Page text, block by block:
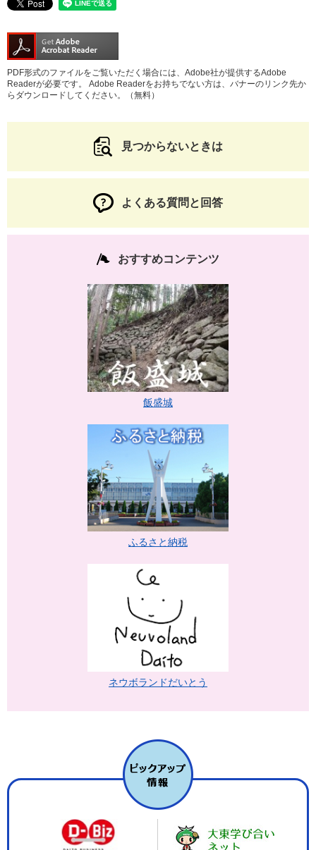
PDF形式のファイルをご覧いただく場合には、Adobe社が提供するAdobe
Readerが必要です。
Adobe Readerをお持ちでない方は、バナーのリンク先か
らダウンロードしてください。（無料）
見つからないときは
よくある質問と回答
おすすめコンテンツ
飯盛城
ふるさと納税
ネウボランドだいとう